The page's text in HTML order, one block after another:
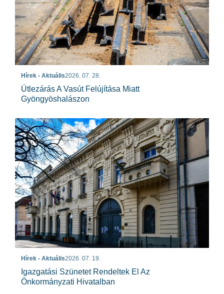
Hírek - Aktuális2026. 07. 28.
Útlezárás A Vasút Felújítása Miatt
Gyöngyöshalászon
Hírek - Aktuális2026. 07. 19.
Igazgatási Szünetet Rendeltek El Az
Önkormányzati Hivatalban